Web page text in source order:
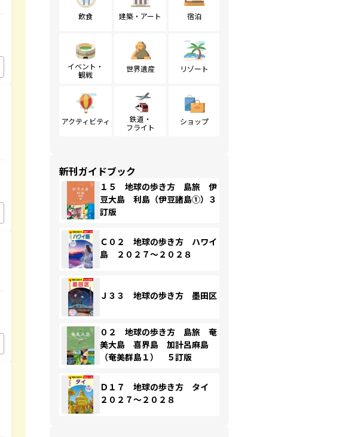
飲食 建築・アート 宿泊
イベント・
観戦
世界遺産 リゾート
アクティビティ
鉄道・
フライト
ショップ
新刊ガイドブック
１５ 地球の歩き方 島旅 伊
豆大島 利島（伊豆諸島①）３
訂版
Ｃ０２ 地球の歩き方 ハワイ
島 ２０２７～２０２８
Ｊ３３ 地球の歩き方 墨田区
０２ 地球の歩き方 島旅 奄
美大島 喜界島 加計呂麻島
（奄美群島１） ５訂版
Ｄ１７ 地球の歩き方 タイ
２０２７～２０２８